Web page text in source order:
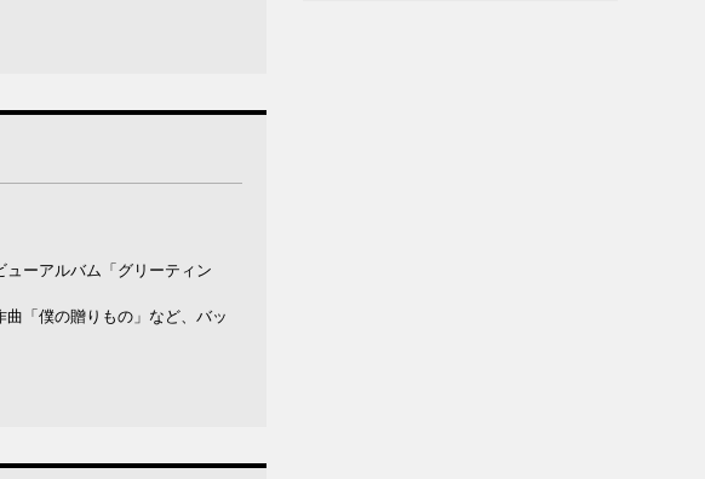
ーアルバム「グリーティン
「僕の贈りもの」など、バッ